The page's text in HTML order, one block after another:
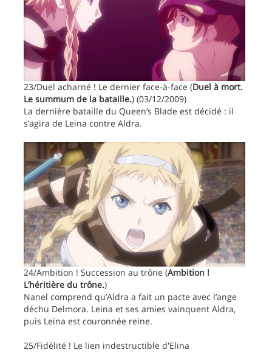
23/Duel acharné ! Le dernier face-à-face (Duel à mort.
Le summum de la bataille.) (03/12/2009)
La dernière bataille du Queen’s Blade est décidé : il
s’agira de Leina contre Aldra.
24/Ambition ! Succession au trône (Ambition !
L’héritière du trône.)
Nanel comprend qu’Aldra a fait un pacte avec l’ange
déchu Delmora. Leina et ses amies vainquent Aldra,
puis Leina est couronnée reine.
25/Fidélité ! Le lien indestructible d'Elina